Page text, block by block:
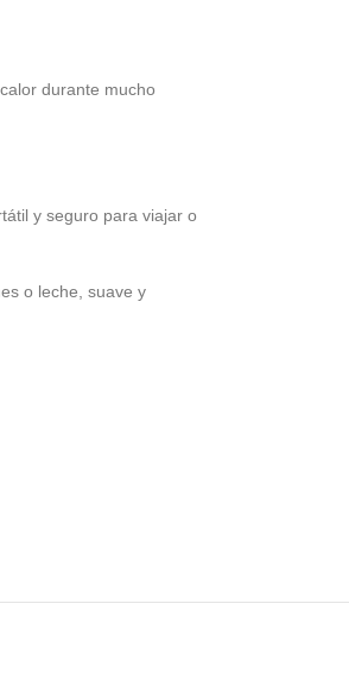
durante mucho
y seguro para viajar o
o leche, suave y